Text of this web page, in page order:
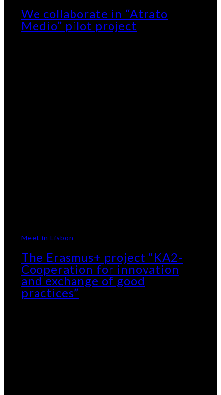
We collaborate in “Atrato
Medio” pilot project
Meet in Lisbon
The Erasmus+ project “KA2-
Cooperation for innovation
and exchange of good
practices”​